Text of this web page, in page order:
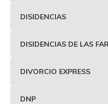
DISIDENCIAS
DISIDENCIAS DE LAS
DIVORCIO EXPRESS
DNP